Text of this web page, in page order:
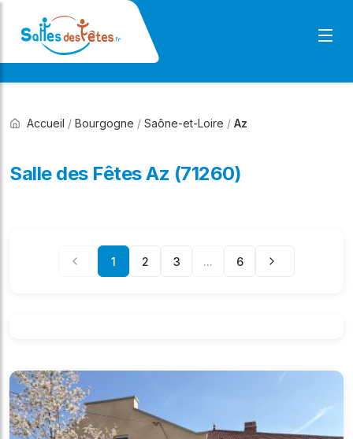
Accueil / Bourgogne / Saône-et-Loire / Az
Salle des Fêtes Az (71260)
1 2 3 ... 6